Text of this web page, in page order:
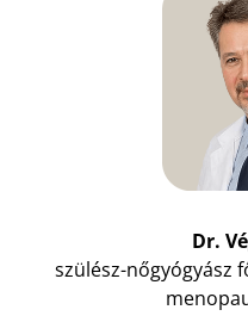
Dr.
szülész-nőgyógyász